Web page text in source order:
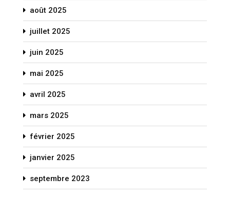
août 2025
juillet 2025
juin 2025
mai 2025
avril 2025
mars 2025
février 2025
janvier 2025
septembre 2023